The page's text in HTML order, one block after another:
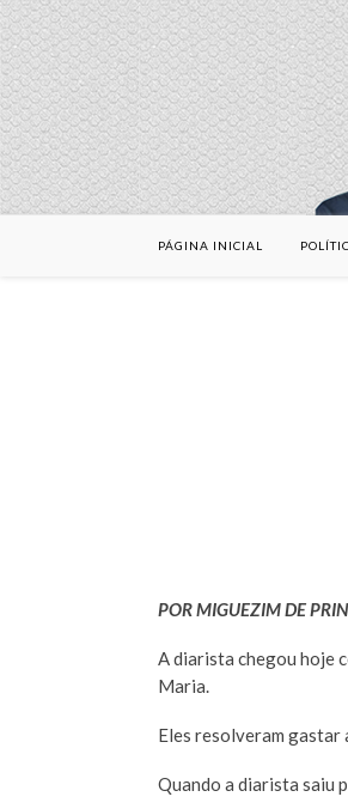
PÁGINA INICIAL
POR MIGUEZIM DE
A diarista chegou hoje
Maria.
Eles resolveram gastar
Quando a diarista saiu